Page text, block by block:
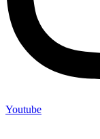
Youtube